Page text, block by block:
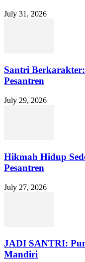
July 31, 2026
Santri
Pesantren
July 29, 2026
Hikmah Hidup
Pesantren
July 27, 2026
JADI SANTRI:
Mandiri